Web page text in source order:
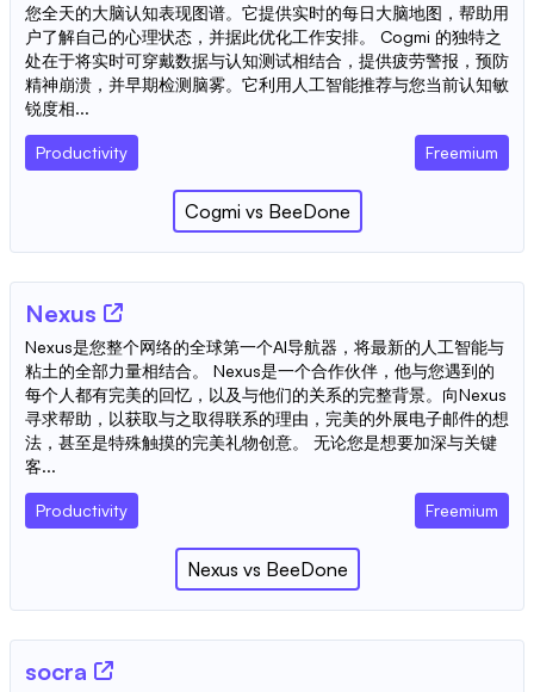
您全天的大脑认知表现图谱。它提供实时的每日大脑地图，帮助用
户了解自己的心理状态，并据此优化工作安排。 Cogmi 的独特之
处在于将实时可穿戴数据与认知测试相结合，提供疲劳警报，预防
精神崩溃，并早期检测脑雾。它利用人工智能推荐与您当前认知敏
锐度相...
Productivity Freemium
Cogmi vs BeeDone
Nexus
Nexus是您整个网络的全球第一个AI导航器，将最新的人工智能与
粘土的全部力量相结合。 Nexus是一个合作伙伴，他与您遇到的
每个人都有完美的回忆，以及与他们的关系的完整背景。向Nexus
寻求帮助，以获取与之取得联系的理由，完美的外展电子邮件的想
法，甚至是特殊触摸的完美礼物创意。 无论您是想要加深与关键
客...
Productivity Freemium
Nexus vs BeeDone
socra